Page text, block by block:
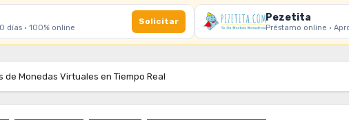
días · 100% online
Solicitar Pezetita
Préstamo online ·
de Monedas Virtuales en Tiempo Real